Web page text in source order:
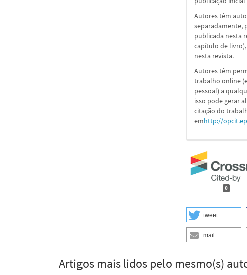
Autores têm
separadamente,
publicada nesta
capítulo de
nesta revista.
Autores têm
trabalho online
pessoal) a
isso pode gerar
citação do
emhttp://
0
tweet
mail
Artigos mais lidos pelo mesmo(s)